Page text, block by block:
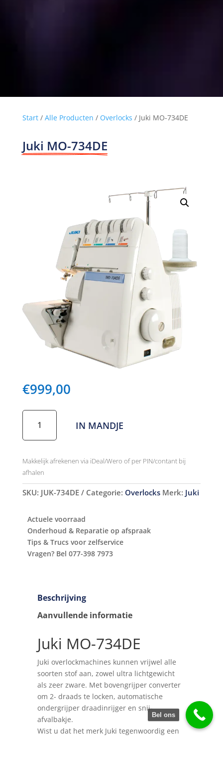
Start/ Alle Producten / Overlocks / Juki MO-734DE
Juki MO-734DE
€999,00
Juki
734DE
IN MANDJE
Makkelijk afrekenen via iDeal/Wero of per PIN/contant bij
afhalen
SKU: JUK-734DE Categorie: Overlocks Merk: Juki
Actuele voorraad
Onderhoud & Reparatie op afspraak
Tips & Trucs voor zelfservice
Vragen? Bel 077-398 7973
Beschrijving
Aanvullende informatie
Juki MO-734DE
Juki overlockmachines kunnen vrijwel alle
soorten stof aan, zowel ultra lichtgewicht
als zeer zware. Met bovengrijper converter
om 2- draads te locken, automatische
ondergrijper draadinrijger en snij-
afvalbakje.
Wist u dat het merk Juki tegenwoordig een
Bel ons